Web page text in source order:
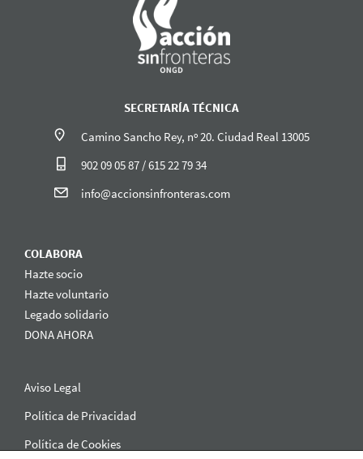
SECRETARÍA TÉCNICA
Camino Sancho Rey, nº 20. Ciudad Real 13005
902 09 05 87 / 615 22 79 34
info@accionsinfronteras.com
COLABORA
Hazte socio
Hazte voluntario
Legado solidario
DONA AHORA
Aviso Legal
Política de Privacidad
Política de Cookies